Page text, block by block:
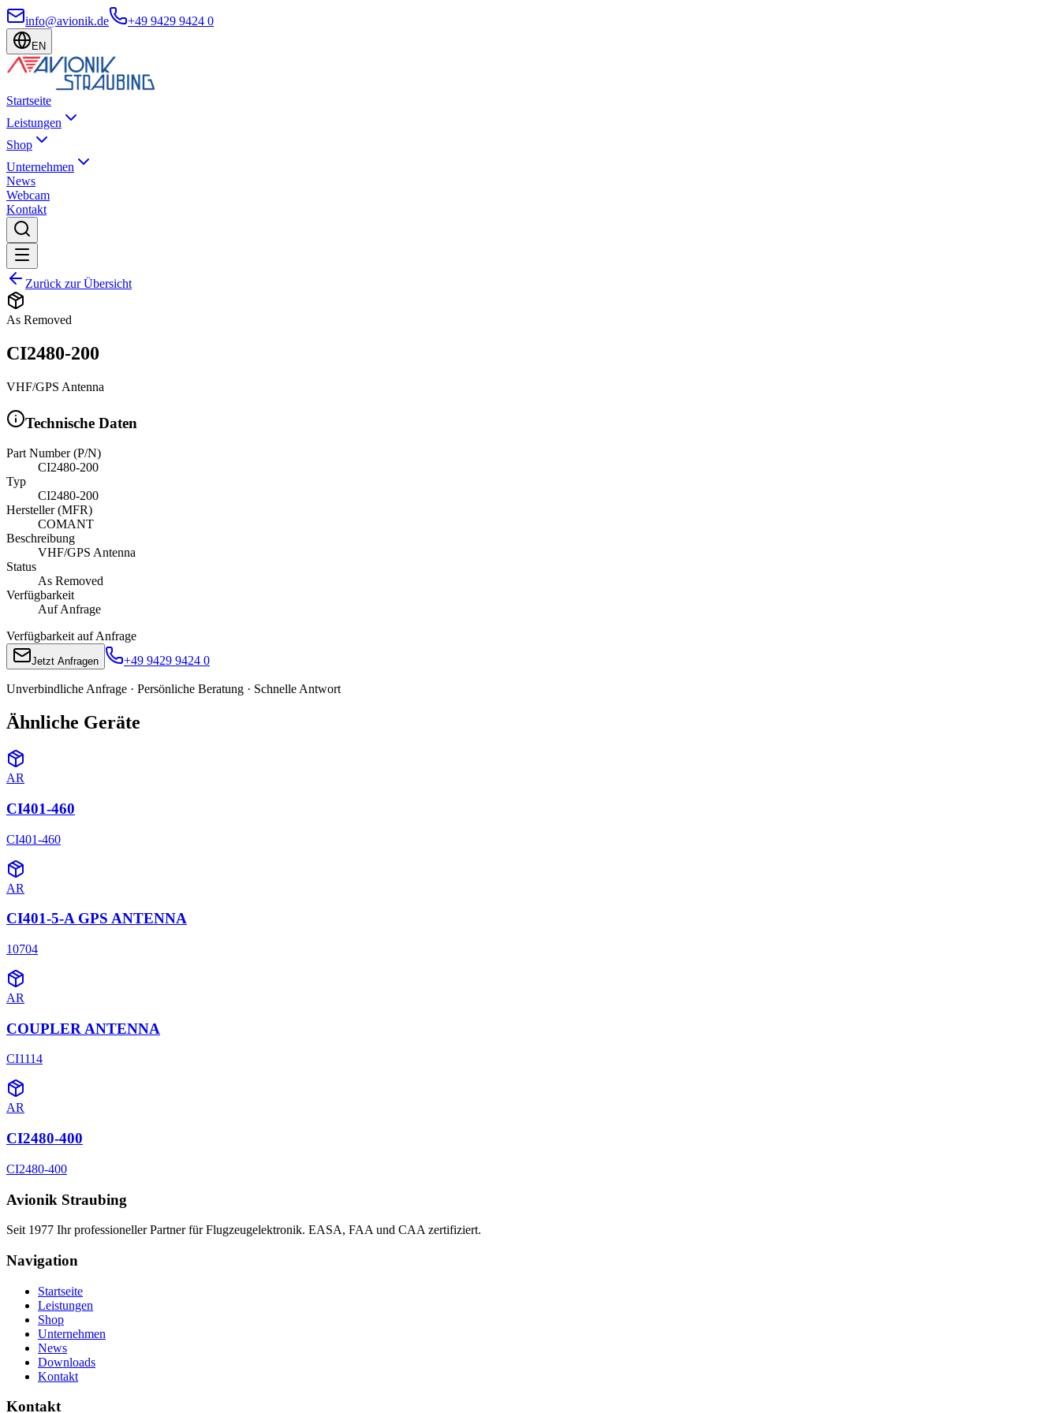
info@avionik.de +49 9429 9424 0
EN
Startseite
Leistungen
Shop
Unternehmen
News
Webcam
Kontakt
Zurück zur Übersicht
As Removed
CI2480-200
VHF/GPS Antenna
Technische Daten
Part Number (P/N)
CI2480-200
Typ
CI2480-200
Hersteller (MFR)
COMANT
Beschreibung
VHF/GPS Antenna
Status
As Removed
Verfügbarkeit
Auf Anfrage
Verfügbarkeit auf Anfrage
Jetzt Anfragen +49 9429 9424 0
Unverbindliche Anfrage · Persönliche Beratung · Schnelle Antwort
Ähnliche Geräte
AR
CI401-460
CI401-460
AR
CI401-5-A GPS ANTENNA
10704
AR
COUPLER ANTENNA
CI1114
AR
CI2480-400
CI2480-400
Avionik Straubing
Seit 1977 Ihr professioneller Partner für Flugzeugelektronik. EASA, FAA und CAA zertifiziert.
Navigation
Startseite
Leistungen
Shop
Unternehmen
News
Downloads
Kontakt
Kontakt